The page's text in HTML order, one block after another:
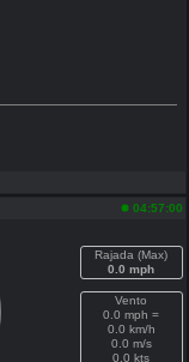
04:57:00
Rajada (Max)
0.0 mph
Vento
0.0 mph =
0.0 km/h
0.0 m/s
0.0 kts